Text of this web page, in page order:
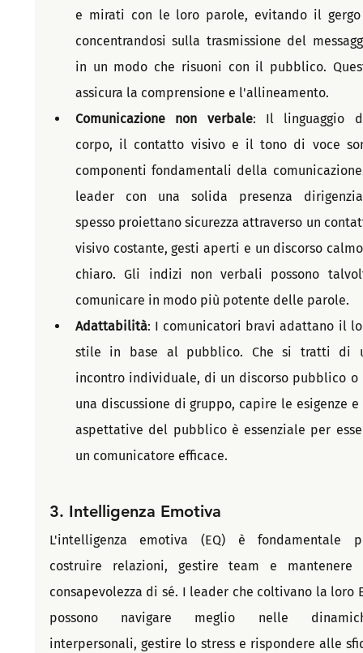
e mirati con le loro parole, evitando il
concentrandosi sulla trasmissione del
in un modo che risuoni con il pubblico.
assicura la comprensione e l'allineamento.
Comunicazione non verbale: Il linguaggio
corpo, il contatto visivo e il tono di voce
componenti fondamentali della
leader con una solida presenza
spesso proiettano sicurezza attraverso un
visivo costante, gesti aperti e un discorso
chiaro. Gli indizi non verbali possono
comunicare in modo più potente delle parole.
Adattabilità: I comunicatori bravi adattano il
stile in base al pubblico. Che si tratti di
incontro individuale, di un discorso pubblico o
una discussione di gruppo, capire le esigenze e
aspettative del pubblico è essenziale per
un comunicatore efficace.
3. Intelligenza Emotiva
L'intelligenza emotiva (EQ) è fondamentale
costruire relazioni, gestire team e mantenere
consapevolezza di sé. I leader che coltivano la loro
possono navigare meglio nelle
interpersonali, gestire lo stress e rispondere alle